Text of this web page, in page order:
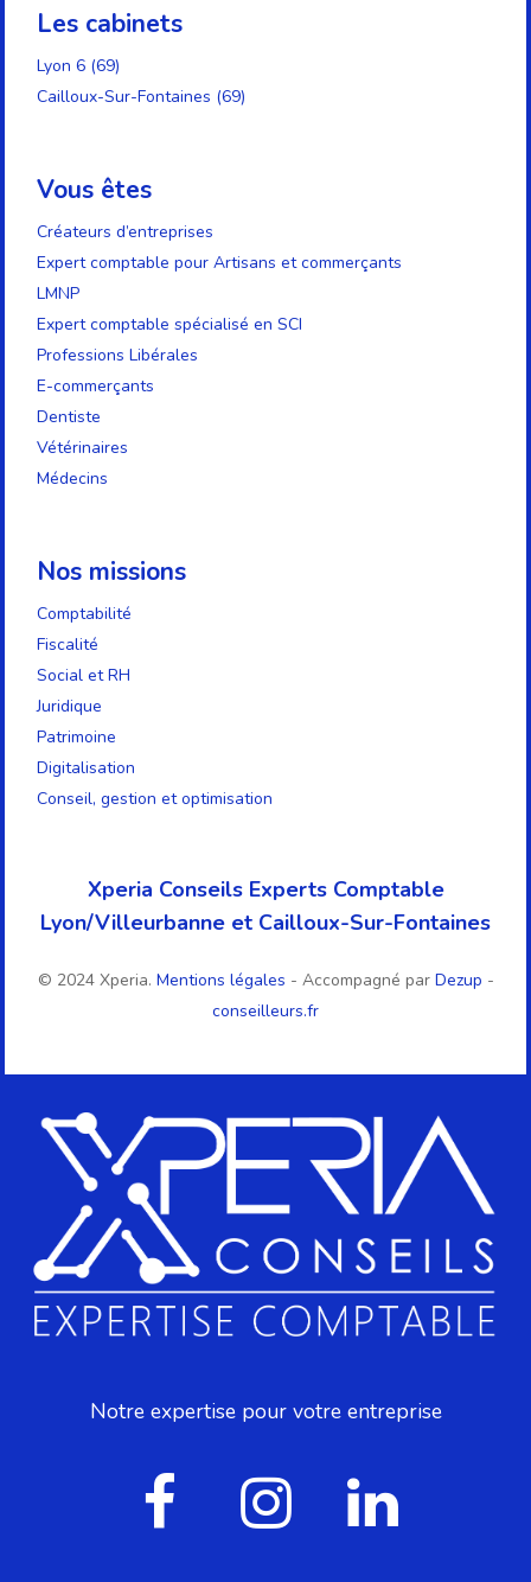
Notre expertise pour votre entreprise
Les cabinets
Lyon 6 (69)
Cailloux-Sur-Fontaines (69)
Vous êtes
Créateurs d’entreprises
Expert comptable pour Artisans et commerçants
LMNP
Expert comptable spécialisé en SCI
Professions Libérales
E-commerçants
Dentiste
Vétérinaires
Médecins
Nos missions
Comptabilité
Fiscalité
Social et RH
Juridique
Patrimoine
Digitalisation
Conseil, gestion et optimisation
Xperia Conseils Experts Comptable
Lyon/Villeurbanne et Cailloux-Sur-Fontaines
© 2024 Xperia. Mentions légales - Accompagné par Dezup -
conseilleurs.fr